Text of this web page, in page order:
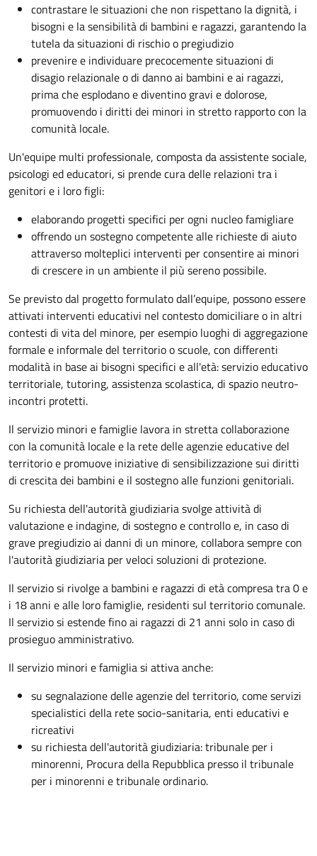
contrastare le situazioni che non rispettano la dignità, i
bisogni e la sensibilità di bambini e ragazzi, garantendo la
tutela da situazioni di rischio o pregiudizio
prevenire e individuare precocemente situazioni di
disagio relazionale o di danno ai bambini e ai ragazzi,
prima che esplodano e diventino gravi e dolorose,
promuovendo i diritti dei minori in stretto rapporto con la
comunità locale.
Un'equipe multi professionale, composta da assistente sociale,
psicologi ed educatori, si prende cura delle relazioni tra i
genitori e i loro figli:
elaborando progetti specifici per ogni nucleo famigliare
offrendo un sostegno competente alle richieste di aiuto
attraverso molteplici interventi per consentire ai minori
di crescere in un ambiente il più sereno possibile.
Se previsto dal progettoformulato dall’equipe, possono essere
attivati interventi educativi nel contesto domiciliare o in altri
contesti di vita del minore, per esempio luoghi di aggregazione
formale e informale del territorio o scuole, con differenti
modalità in base ai bisogni specifici e all'età: servizio educativo
territoriale, tutoring, assistenza scolastica, di spazio neutro-
incontri protetti.
Il servizio minori e famiglie lavora in stretta collaborazione
con la comunità locale e la rete delle agenzie educative del
territorio e promuove iniziative di sensibilizzazione sui diritti
di crescita dei bambini e il sostegno alle funzioni genitoriali.
Su richiesta dell'autorità giudiziaria svolge attività di
valutazione e indagine, di sostegno e controllo e, in caso di
grave pregiudizio ai danni di un minore, collabora sempre con
l'autorità giudiziaria per veloci soluzioni di protezione.
Il servizio si rivolge a bambini e ragazzi di età compresa tra 0 e
i 18 anni e alle loro famiglie, residenti sul territorio comunale.
Il servizio si estende fino ai ragazzi di 21 anni solo in caso di
prosieguo amministrativo.
Il servizio minori e famiglia si attiva anche:
su segnalazione delle agenzie del territorio, come servizi
specialistici della rete socio-sanitaria, enti educativi e
ricreativi
su richiesta dell'autorità giudiziaria: tribunale per i
minorenni, Procura della Repubblica presso il tribunale
per i minorenni e tribunale ordinario.